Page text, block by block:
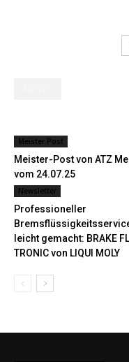
Meister Post
Meister-Post von ATZ
vom 24.07.25
Newsletter
Professioneller
leicht gemacht: BRAKE
TRONIC von LIQUI MOLY